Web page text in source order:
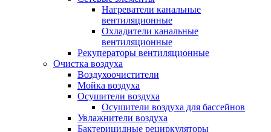
Нагреватели канальные
вентиляционные
Охладители канальные
вентиляционные
Рекуператоры вентиляционные
Очистка воздуха
Воздухоочистители
Мойка воздуха
Осушители воздуха
Осушители воздуха для бассейнов
Увлажнители воздуха
Бактерицидные рециркуляторы